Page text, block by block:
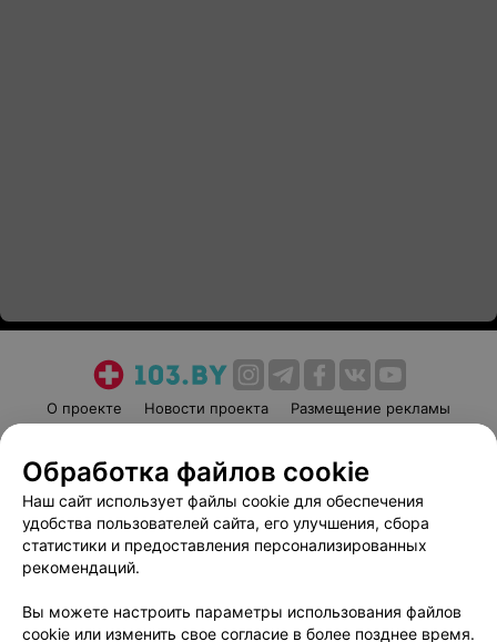
О проекте Новости проекта
Размещение рекламы
Пользовательское соглашение
Способы оплаты
Вакансии
Партнеры
Написать руководителю 103.by
Обработка персональных данных
Обработка файлов cookie
Наш сайт использует файлы cookie для обеспечения
удобства пользователей сайта, его улучшения, сбора
статистики и предоставления персонализированных
рекомендаций.
Вы можете настроить параметры использования файлов
cookie или изменить свое согласие в более позднее время.